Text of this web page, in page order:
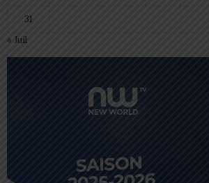
31
« Juil